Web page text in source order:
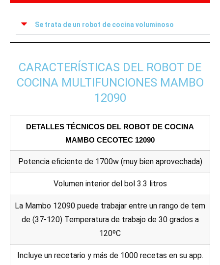
Se trata de un robot de cocina voluminoso
CARACTERÍSTICAS DEL ROBOT DE
COCINA MULTIFUNCIONES MAMBO
12090
DETALLES TÉCNICOS DEL ROBOT DE COCINA
MAMBO CECOTEC 12090
Potencia eficiente de 1700w (muy bien aprovechada)
Volumen interior del bol 3.3 litros
La Mambo 12090 puede trabajar entre un rango de tem
de (37-120) Temperatura de trabajo de 30 grados a
120ºC
Incluye un recetario y más de 1000 recetas en su app.